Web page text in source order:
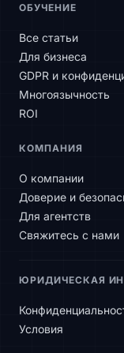
ОБУЧЕНИЕ
Все статьи
Для бизнеса
GDPR и
Многоязычность
ROI
КОМПАНИЯ
О компании
Доверие и
Для агентств
Свяжитесь с нами
ЮРИДИЧЕСКАЯ
Условия
SLAtech